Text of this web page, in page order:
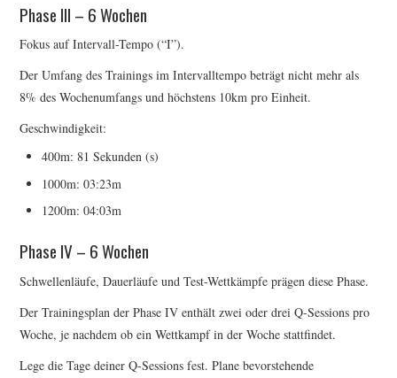
Phase III – 6 Wochen
Fokus auf Intervall-Tempo (“I”).
Der Umfang des Trainings im Intervalltempo beträgt nicht mehr als
8% des Wochenumfangs und höchstens 10km pro Einheit.
Geschwindigkeit:
400m: 81 Sekunden (s)
1000m: 03:23m
1200m: 04:03m
Phase IV – 6 Wochen
Schwellenläufe, Dauerläufe und Test-Wettkämpfe prägen diese Phase.
Der Trainingsplan der Phase IV enthält zwei oder drei Q-Sessions pro
Woche, je nachdem ob ein Wettkampf in der Woche stattfindet.
Lege die Tage deiner Q-Sessions fest. Plane bevorstehende